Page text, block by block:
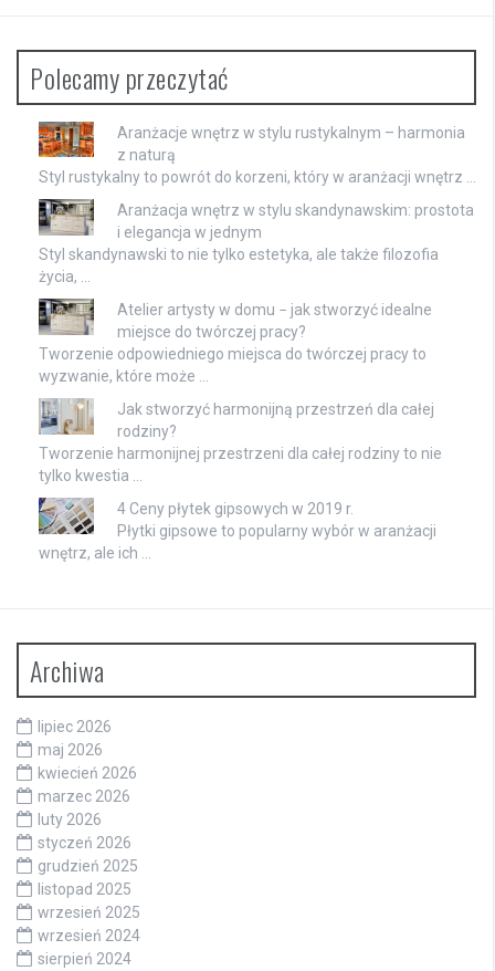
Polecamy przeczytać
Aranżacje wnętrz w stylu rustykalnym – harmonia
z naturą
Styl rustykalny to powrót do korzeni, który w aranżacji wnętrz …
Aranżacja wnętrz w stylu skandynawskim: prostota
i elegancja w jednym
Styl skandynawski to nie tylko estetyka, ale także filozofia
życia, …
Atelier artysty w domu − jak stworzyć idealne
miejsce do twórczej pracy?
Tworzenie odpowiedniego miejsca do twórczej pracy to
wyzwanie, które może …
Jak stworzyć harmonijną przestrzeń dla całej
rodziny?
Tworzenie harmonijnej przestrzeni dla całej rodziny to nie
tylko kwestia …
4 Ceny płytek gipsowych w 2019 r.
Płytki gipsowe to popularny wybór w aranżacji
wnętrz, ale ich …
Archiwa
lipiec 2026
maj 2026
kwiecień 2026
marzec 2026
luty 2026
styczeń 2026
grudzień 2025
listopad 2025
wrzesień 2025
wrzesień 2024
sierpień 2024